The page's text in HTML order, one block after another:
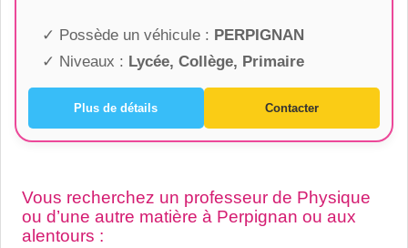
✓ Possède un véhicule : PERPIGNAN
✓ Niveaux : Lycée, Collège, Primaire
Plus de détails Contacter
Vous recherchez un professeur de Physique
ou d’une autre matière à Perpignan ou aux
alentours :